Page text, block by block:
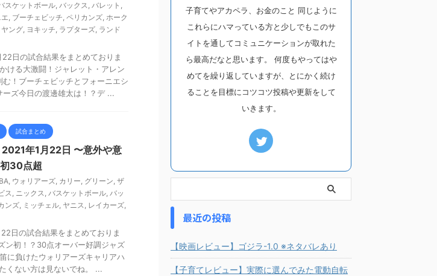
スケットボール, バックス, バレット ,
, ブーチェビッチ, ペリカンズ, ホーク
ヤング, ヨキッチ, ラプターズ, ランド
日の試合結果をまとめておりま
ける大激闘！ジャレット・アレン
む！ブーチェビッチとフォーニエシ
ーズ今日の渡邊雄太は！？デ ...
試合まとめ
2021年1月22日 〜意外や意
30点超
, ウォリアーズ, カリー, グリーン, ザ
ス, ニックス, バスケットボール, バッ
ンズ, ミッチェル, ヤニス, レイカーズ,
日の試合結果をまとめておりま
ン初！？30点オーバー好調ジャズ
に負けたウォリアーズキャリアハ
くない方は見ないでね。 ...
子育てやアカペラ、お金のこと 同じように
これらにハマっている方と少しでもこのサ
イトを通してコミュニケーションが取れた
ら最高だなと思います。 何度もやってはや
めてを繰り返していますが、とにかく続け
ることを目標にコツコツ投稿や更新をして
いきます。
最近の投稿
【映画レビュー】ゴジラ-1.0 ※ネタバレあり
【子育てレビュー】実際に選んでみた電動自転